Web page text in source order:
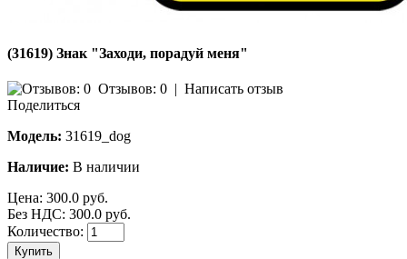
(31619) Знак "Заходи, порадуй меня"
Отзывов: 0 | Написать отзыв
Поделиться
Модель: 31619_dog
Наличие: В наличии
Цена: 300.0 руб.
Без НДС: 300.0 руб.
Количество:
Купить